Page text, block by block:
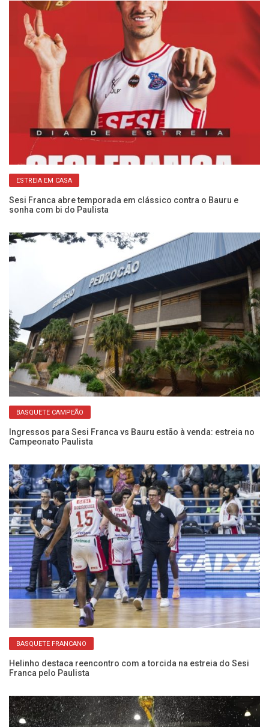
ESTREIA EM CASA
Sesi Franca abre temporada em clássico contra o Bauru e
sonha com bi do Paulista
BASQUETE CAMPEÃO
Ingressos para Sesi Franca vs Bauru estão à venda: estreia no
Campeonato Paulista
BASQUETE FRANCANO
Helinho destaca reencontro com a torcida na estreia do Sesi
Franca pelo Paulista